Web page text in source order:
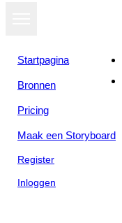
Startpagina
Bronnen
Pricing
Maak een Storyboard
Register
Inloggen